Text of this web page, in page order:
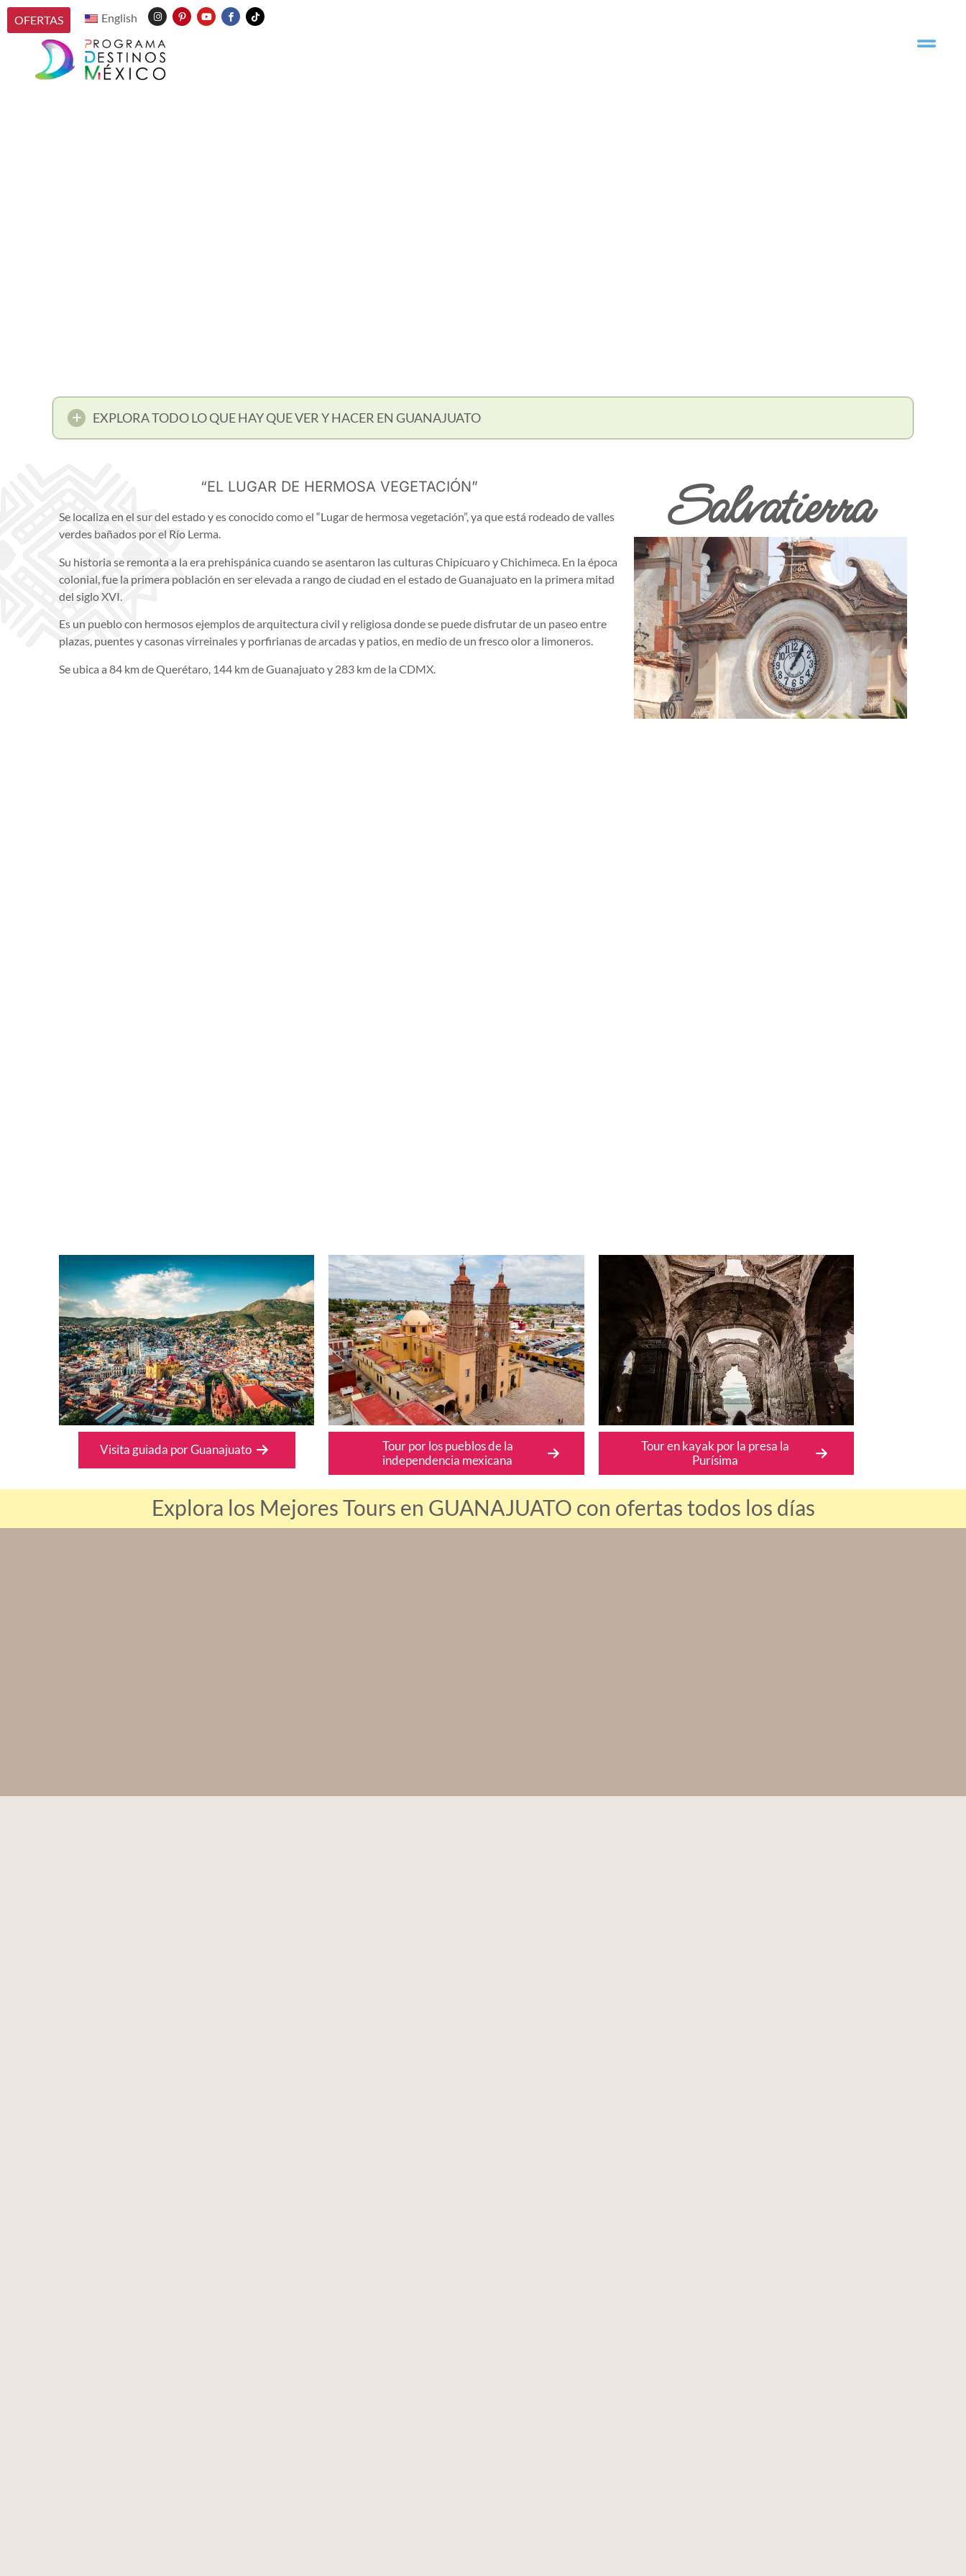
OFERTAS English
EXPLORA TODO LO QUE HAY QUE VER Y HACER EN GUANAJUATO
“EL LUGAR DE HERMOSA VEGETACIÓN”
Se localiza en el sur del estado y es conocido como el “Lugar de hermosa vegetación”, ya que está rodeado de valles
verdes bañados por el Río Lerma.
Su historia se remonta a la era prehispánica cuando se asentaron las culturas Chipícuaro y Chichimeca. En la época
colonial, fue la primera población en ser elevada a rango de ciudad en el estado de Guanajuato en la primera mitad
del siglo XVI.
Es un pueblo con hermosos ejemplos de arquitectura civil y religiosa donde se puede disfrutar de un paseo entre
plazas, puentes y casonas virreinales y porfirianas de arcadas y patios, en medio de un fresco olor a limoneros.
Se ubica a 84 km de Querétaro, 144 km de Guanajuato y 283 km de la CDMX.
Salvatierra
Visita guiada por Guanajuato
Tour por los pueblos de la
independencia mexicana
Tour en kayak por la presa la
Purísima
Explora los Mejores Tours en GUANAJUATO con ofertas todos los días